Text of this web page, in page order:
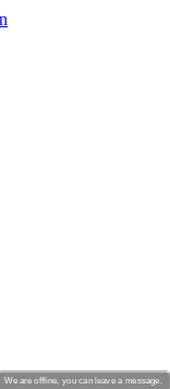
We are offline, you can leave a message.